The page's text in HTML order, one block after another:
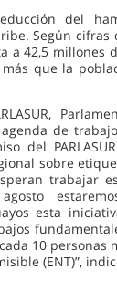
del
Según cifras
a 42,5 millones
que la
de
del
sobre
trabajar
esta
10 personas
(ENT)”,